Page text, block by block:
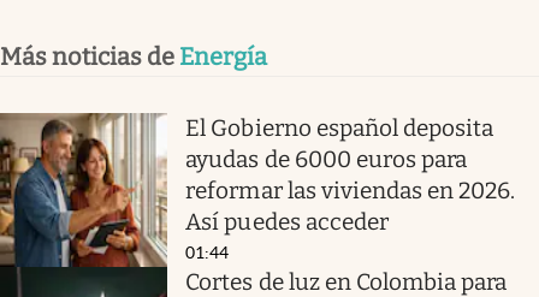
Más noticias de Energía
El Gobierno español deposita
ayudas de 6000 euros para
reformar las viviendas en 2026.
Así puedes acceder
01:44
Cortes de luz en Colombia para